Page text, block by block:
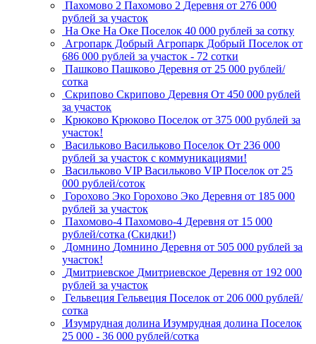
Пахомово 2 Пахомово 2 Деревня от 276 000
рублей за участок
На Оке На Оке Поселок 40 000 рублей за сотку
Агропарк Добрый Агропарк Добрый Поселок от
686 000 рублей за участок - 72 сотки
Пашково Пашково Деревня от 25 000 рублей/
сотка
Скрипово Скрипово Деревня От 450 000 рублей
за участок
Крюково Крюково Поселок от 375 000 рублей за
участок!
Васильково Васильково Поселок От 236 000
рублей за участок с коммуникациями!
Васильково VIP Васильково VIP Поселок от 25
000 рублей/соток
Горохово Эко Горохово Эко Деревня от 185 000
рублей за участок
Пахомово-4 Пахомово-4 Деревня от 15 000
рублей/сотка (Скидки!)
Домнино Домнино Деревня от 505 000 рублей за
участок!
Дмитриевское Дмитриевское Деревня от 192 000
рублей за участок
Гельвеция Гельвеция Поселок от 206 000 рублей/
сотка
Изумрудная долина Изумрудная долина Поселок
25 000 - 36 000 рублей/сотка